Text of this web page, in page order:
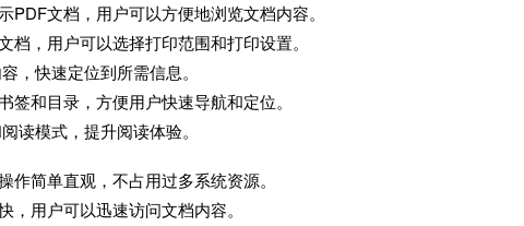
文档，用户可以方便地浏览文档内容。
，用户可以选择打印范围和打印设置。
，快速定位到所需信息。
和目录，方便用户快速导航和定位。
读模式，提升阅读体验。
简单直观，不占用过多系统资源。
用户可以迅速访问文档内容。